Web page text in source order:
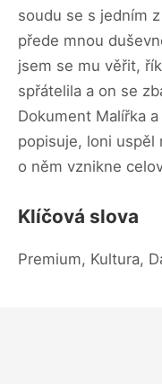
soudu se s jedním
přede mnou
jsem se mu věřit,
spřátelila a on se
Dokument Malířka
popisuje, loni uspěl
o něm vznikne
Klíčová slova
Premium, Kultura,